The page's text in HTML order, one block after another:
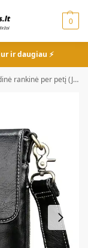
0
ir daugiau ⚡
per petį (Juoda) V7742